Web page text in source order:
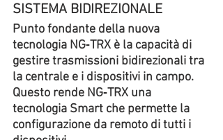
SISTEMA BIDIREZIONALE
Punto fondante della nuova
tecnologia NG‑TRX è la capacità di
gestire trasmissioni bidirezionali tra
la centrale e i dispositivi in campo.
Questo rende NG‑TRX una
tecnologia Smart che permette la
configurazione da remoto di tutti i